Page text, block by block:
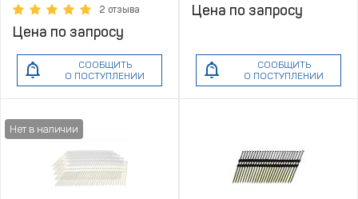
2 отзыва
Цена по запросу
СООБЩИТЬ
О ПОСТУПЛЕНИИ
Цена по запросу
СООБЩИТЬ
О ПОСТУПЛЕНИИ